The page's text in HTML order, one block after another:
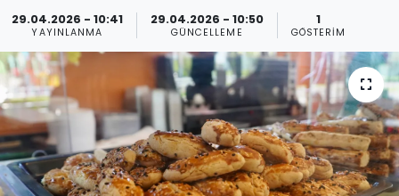
29.04.2026 - 10:41
YAYINLANMA
29.04.2026 - 10:50
GÜNCELLEME
1
GÖSTERIM